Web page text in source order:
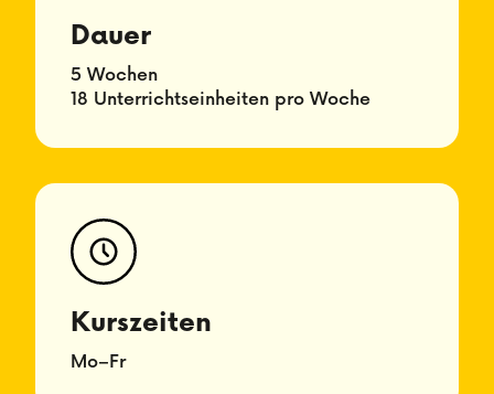
Dauer
5 Wochen
18 Unterrichtseinheiten pro Woche
Kurszeiten
Mo–Fr